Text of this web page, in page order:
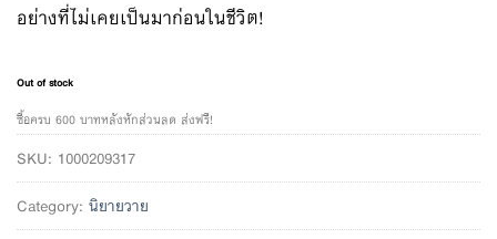
อย่างที่ไม่เคยเป็นมาก่อนในชีวิต!
Out of stock
ซื้อครบ 600 บาทหลังหักส่วนลด ส่งฟรี!
SKU: 1000209317
Category: นิยายวาย